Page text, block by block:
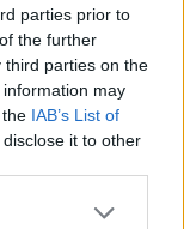
parties prior to
the further
third parties on the
information may
IAB’s List of
it to other
or more Google